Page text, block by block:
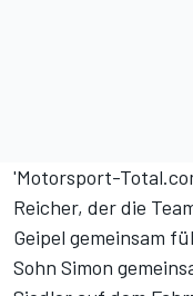
'Motorsport-
Reicher, der die
Geipel gemeinsam
Sohn Simon